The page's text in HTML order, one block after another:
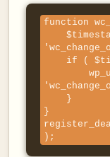
function
    $timestamp = wp_next_scheduled(
        wp_unschedule_event( $timestamp,
}
);